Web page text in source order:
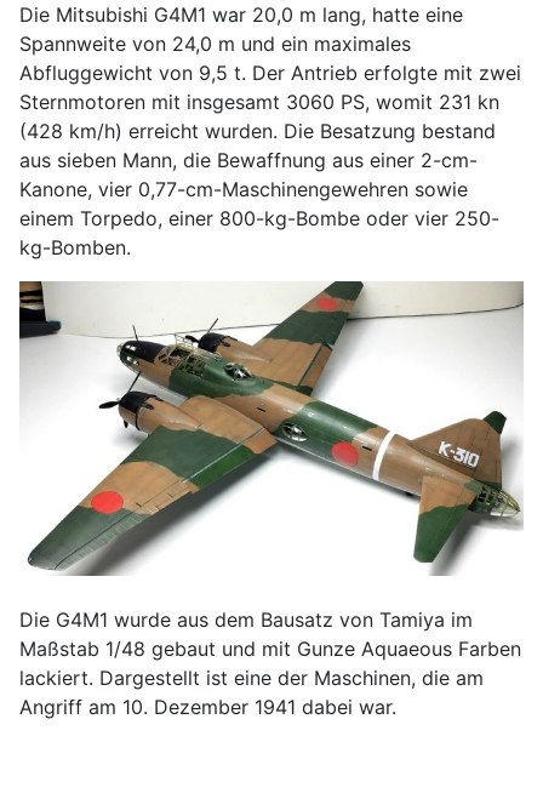
Die Mitsubishi G4M1 war 20,0 m lang, hatte eine
Spannweite von 24,0 m und ein maximales
Abfluggewicht von 9,5 t. Der Antrieb erfolgte mit zwei
Sternmotoren mit insgesamt 3060 PS, womit 231 kn
(428 km/h) erreicht wurden. Die Besatzung bestand
aus sieben Mann, die Bewaffnung aus einer 2-cm-
Kanone, vier 0,77-cm-Maschinengewehren sowie
einem Torpedo, einer 800-kg-Bombe oder vier 250-
kg-Bomben.
Die G4M1 wurde aus dem Bausatz von Tamiya im
Maßstab 1/48 gebaut und mit Gunze Aquaeous Farben
lackiert. Dargestellt ist eine der Maschinen, die am
Angriff am 10. Dezember 1941 dabei war.